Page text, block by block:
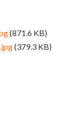
(871.6 KB)
(379.3 KB)